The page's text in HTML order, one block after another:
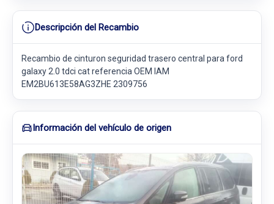
Descripción del Recambio
Recambio de cinturon seguridad trasero central para ford
galaxy 2.0 tdci cat referencia OEM IAM
EM2BU613E58AG3ZHE 2309756
Información del vehículo de origen